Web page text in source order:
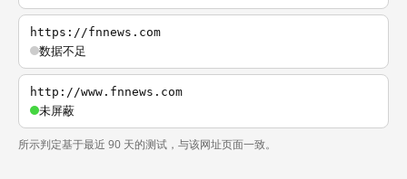
https://fnnews.com
数据不足
http://www.fnnews.com
未屏蔽
所示判定基于最近 90 天的测试，与该网址页面一致。